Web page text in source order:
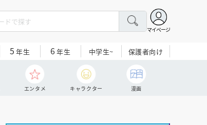
マイページ
5 年生 6年生 中学生~ 保護者向け
エンタメ キャラクター 漫画